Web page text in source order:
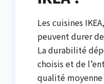
Les cuisines
peuvent durer
La durabilité
choisis et de
qualité